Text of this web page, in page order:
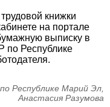
книжки
на портале
выписку в
по Республике
Республике Марий Эл,
Анастасия Разумова